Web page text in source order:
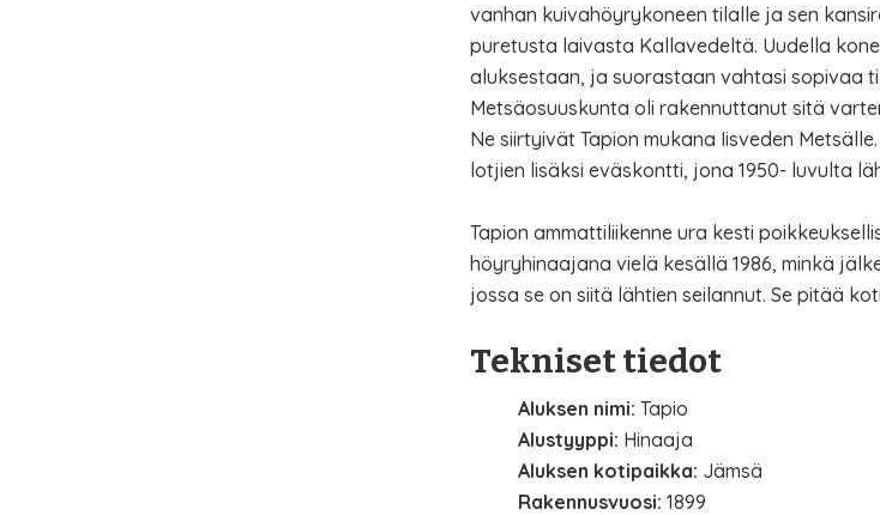
vanhan kuivahöyrykoneen tilalle ja sen
puretusta laivasta Kallavedeltä. Uudella
aluksestaan, ja suorastaan vahtasi sopivaa
Metsäosuuskunta oli rakennuttanut sitä
Ne siirtyivät Tapion mukana Iisveden
lotjien lisäksi eväskontti, jona 1950- luvulta
Tapion ammattiliikenne ura kesti
höyryhinaajana vielä kesällä 1986, minkä
jossa se on siitä lähtien seilannut. Se pitää
Tekniset tiedot
Aluksen nimi: Tapio
Alustyyppi: Hinaaja
Aluksen kotipaikka: Jämsä
Rakennusvuosi: 1899